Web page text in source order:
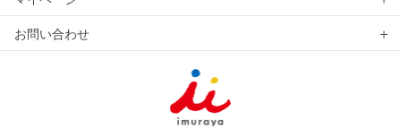
お問い合わせ